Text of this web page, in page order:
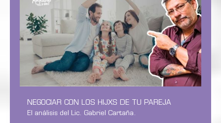
NEGOCIAR CON LOS HIJXS DE TU PAREJA
El análisis del Lic. Gabriel Cartaña.